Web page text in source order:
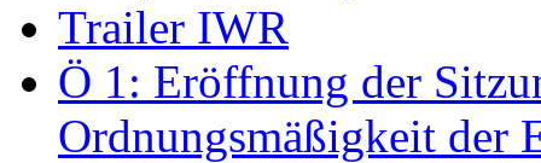
Trailer IWR
Ö 1: Eröffnung der
Ordnungsmäßigkeit der